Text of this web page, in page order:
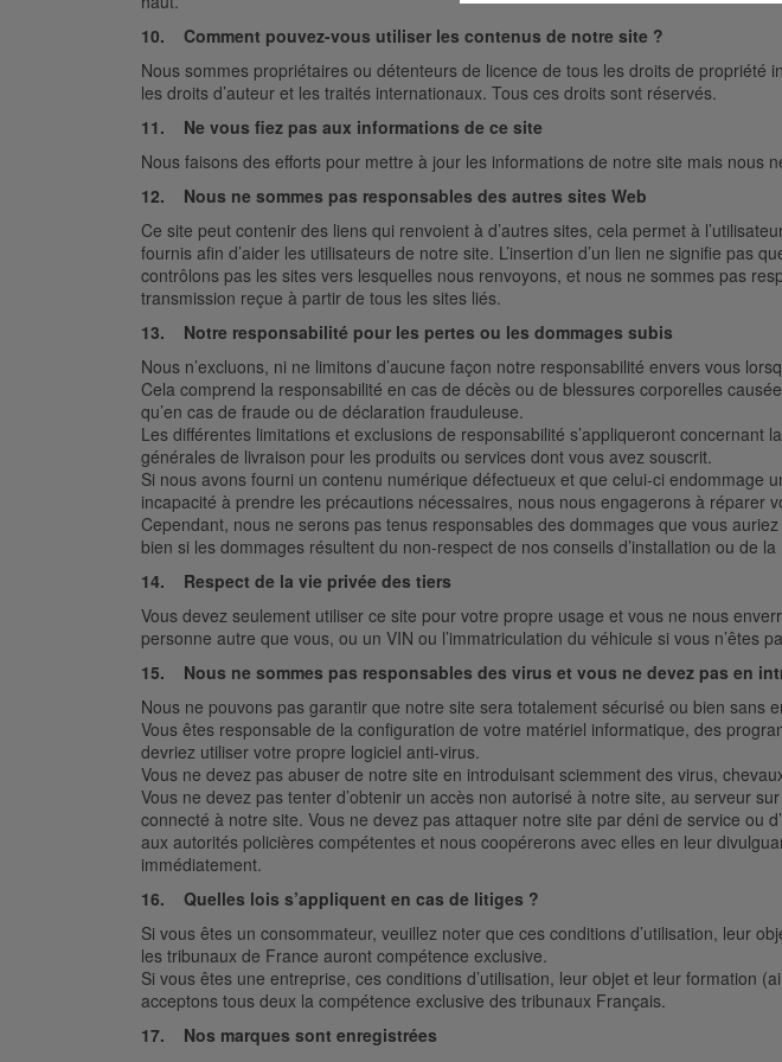
10. Comment pouvez-vous utiliser les contenus de notre site ?
Nous sommes propriétaires ou détenteurs de licence de tous les droits de
les droits d’auteur et les traités internationaux. Tous ces droits sont réservés.
11. Ne vous fiez pas aux informations de ce site
Nous faisons des efforts pour mettre à jour les informations de notre site mais
12. Nous ne sommes pas responsables des autres sites Web
Ce site peut contenir des liens qui renvoient à d’autres sites, cela permet à
fournis afin d’aider les utilisateurs de notre site. L’insertion d’un lien ne signifie
contrôlons pas les sites vers lesquelles nous renvoyons, et nous ne sommes pas
transmission reçue à partir de tous les sites liés.
13. Notre responsabilité pour les pertes ou les dommages subis
Nous n’excluons, ni ne limitons d’aucune façon notre responsabilité envers vous
Cela comprend la responsabilité en cas de décès ou de blessures corporelles
qu’en cas de fraude ou de déclaration frauduleuse.
Les différentes limitations et exclusions de responsabilité s’appliqueront
générales de livraison pour les produits ou services dont vous avez souscrit.
Si nous avons fourni un contenu numérique défectueux et que celui-ci
incapacité à prendre les précautions nécessaires, nous nous engagerons à réparer
Cependant, nous ne serons pas tenus responsables des dommages que vous
bien si les dommages résultent du non-respect de nos conseils d’installation ou de
14. Respect de la vie privée des tiers
Vous devez seulement utiliser ce site pour votre propre usage et vous ne nous
personne autre que vous, ou un VIN ou l’immatriculation du véhicule si vous
15. Nous ne sommes pas responsables des virus et vous ne devez pas en
Nous ne pouvons pas garantir que notre site sera totalement sécurisé ou bien sans
Vous êtes responsable de la configuration de votre matériel informatique, des
devriez utiliser votre propre logiciel anti-virus.
Vous ne devez pas abuser de notre site en introduisant sciemment des virus,
Vous ne devez pas tenter d’obtenir un accès non autorisé à notre site, au serveur
connecté à notre site. Vous ne devez pas attaquer notre site par déni de service ou
aux autorités policières compétentes et nous coopérerons avec elles en leur
immédiatement.
16. Quelles lois s’appliquent en cas de litiges ?
Si vous êtes un consommateur, veuillez noter que ces conditions d’utilisation, leur
les tribunaux de France auront compétence exclusive.
Si vous êtes une entreprise, ces conditions d’utilisation, leur objet et leur formation
acceptons tous deux la compétence exclusive des tribunaux Français.
17. Nos marques sont enregistrées